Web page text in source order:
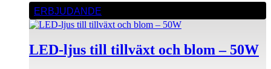
ERBJUDANDE
LED-ljus till tillväxt och blom – 50W